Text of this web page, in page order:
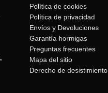
Política de cookies
Política de privacidad
Envíos y Devoluciones
Garantía hormigas
Preguntas frecuentes
Mapa del sitio
Derecho de desistimiento